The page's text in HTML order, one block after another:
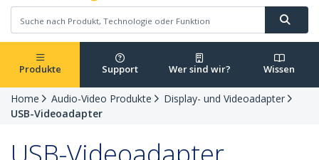
Produkte Support Wer sind wir? Wissen
Home Audio-Video Produkte
Display- und Videoadapter
USB-Videoadapter